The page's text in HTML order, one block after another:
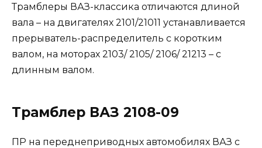
Трамблеры ВАЗ-классика отличаются длиной
вала – на двигателях 2101/21011 устанавливается
прерыватель-распределитель с коротким
валом, на моторах 2103/ 2105/ 2106/ 21213 – с
длинным валом.
Трамблер ВАЗ 2108-09
ПР на переднеприводных автомобилях ВАЗ с